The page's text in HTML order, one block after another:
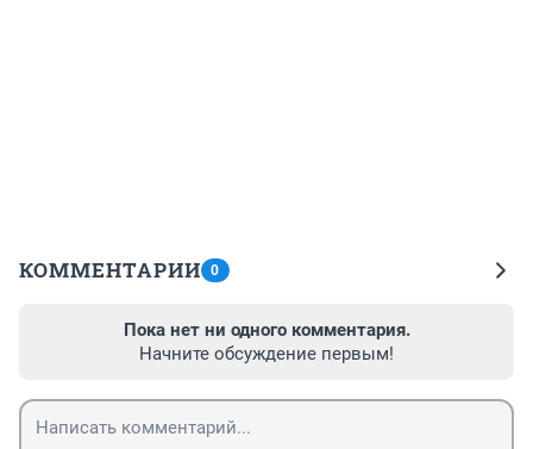
КОММЕНТАРИИ 0
Пока нет ни одного комментария.
Начните обсуждение первым!